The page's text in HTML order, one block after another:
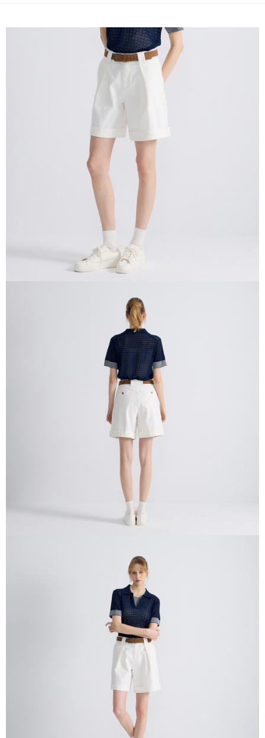
購買商品的店家。未經商家同意取消之訂單仍視為有效，需透過AFTEE先享
※ 交易是否成功請以「AFTEE先享後付 」之結帳頁面顯示為準，若有關於
是否繳費成功／繳費後需取消欲退款等相關疑問，請聯繫「AFTEE先享後付
https://netprotections.freshdesk.com/support/home
１．透過由恩沛科技股份有限公司提供之「AFTEE先享後付」服務完成之交
權轉讓予恩沛科技股份有限公司。
２．關於個人資料處理事宜，請瀏覽以下網址：
https://aftee.tw/terms/#terms3
３．未成年的使用者請事先徵得法定代理人或監護人之同意方可使用
「AFTEE先享後付」，若未經同意申辦者引起之損失，本公司不負相關責
４．使用「AFTEE先享後付」時，將依據個別帳號之用戶狀況，依本公司即
時審查核予不同之上限額度；若仍有額度不足之情形，本公司將視審查結果
５．嚴禁一人註冊多個帳號或使用他人資訊註冊。若發現惡意使用之情形，
恩沛科技股份有限公司將有權停止該用戶之使用額度並採取法律行動。
每筆NT$120，滿NT$3,000(含以上)免運費